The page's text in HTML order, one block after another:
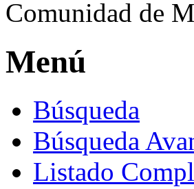
Menú
Búsqueda
Búsqueda
Listado